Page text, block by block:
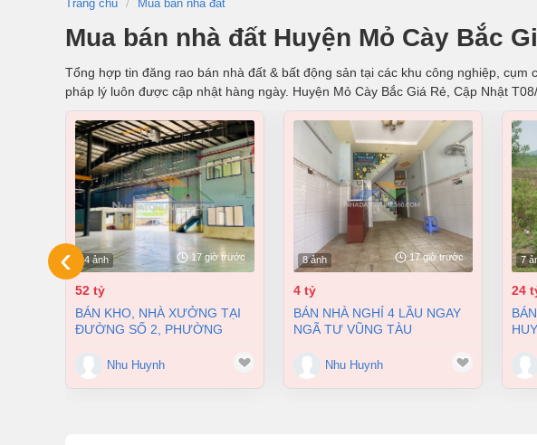
Trang chủ Mua bán nhà đất
Mua bán nhà đất Huyện Mỏ Cày Bắc
Tổng hợp tin đăng rao bán nhà đất & bất động sản tại các khu công nghiệp,
pháp lý luôn được cập nhật hàng ngày. Huyện Mỏ Cày Bắc Giá Rẻ, Cập Nhật
4 ảnh 17 giờ trước
52 tỷ
BÁN KHO, NHÀ XƯỞNG TẠI
ĐƯỜNG SỐ 2, PHƯỜNG
BIÊN HÒA, ĐỒNG NAI GIÁ 52
TỶ
Nhu Huynh
8 ảnh 17 giờ trước
4 tỷ
BÁN NHÀ NGHỈ 4 LẦU NGAY
NGÃ TƯ VŨNG TÀU
ĐỒNG NAI GIÁ CHỈ 4 TỶ
Nhu Huynh
7
24
BÁN ĐẤT XÃ XUÂN HIỆP
‹